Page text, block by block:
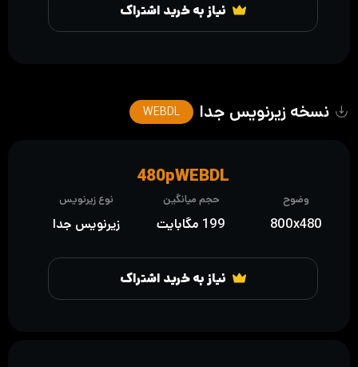
نیاز به خرید اشتراک
نسخه زیرنویس جدا WEBDL
نیاز به خرید اشتراک
وضوح
800x480
حجم میانگین
199 مگابایت
نوع زیرنویس
زیرنویس جدا
480pWEBDL